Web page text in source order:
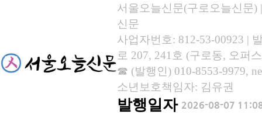
서울오늘신문(구로오늘신문)
신문
사업자번호: 812-53-00923 |
로 207, 241호 (구로동, 오퍼
☎ (발행인) 010-8553-9979,
소년보호책임자: 김유권
발행일자